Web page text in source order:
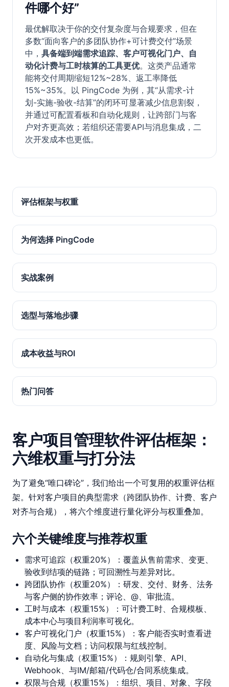
件哪个好”
最优解取决于你的交付复杂度与合规要求，但在
多数“面向客户的多团队协作+可计费交付”场景
中， 具备端到端需求追踪、客户可视化门户、自
动化计费与工时核算的工具更优。这类产品通常
能将交付周期缩短12%~28%、返工率降低
15%~35%。以 PingCode 为例，其“从需求-计
划-实施-验收-结算”的闭环可显著减少信息割裂，
并通过可配置看板和自动化规则，让跨部门与客
户对齐更高效；若组织还需要API与消息集成，二
次开发成本也更低。
评估框架与权重
为何选择 PingCode
实战案例
选型与落地步骤
成本收益与ROI
热门问答
客户项目管理软件评估框架：
六维权重与打分法
为了避免“唯口碑论”，我们给出一个可复用的权重评估框
架。针对客户项目的典型需求（跨团队协作、计费、客户
对齐与合规），将六个维度进行量化评分与权重叠加。
六个关键维度与推荐权重
需求可追踪（权重20%）：覆盖从售前需求、变更、
验收到结项的链路；可回溯性与差异对比。
跨团队协作（权重20%）：研发、交付、财务、法务
与客户侧的协作效率；评论、@、审批流。
工时与成本（权重15%）：可计费工时、合规模板、
成本中心与项目利润率可视化。
客户可视化门户（权重15%）：客户能否实时查看进
度、风险与文档；访问权限与红线控制。
自动化与集成（权重15%）：规则引擎、API、
Webhook、与IM/邮箱/代码仓/合同系统集成。
权限与合规（权重15%）：组织、项目、对象、字段